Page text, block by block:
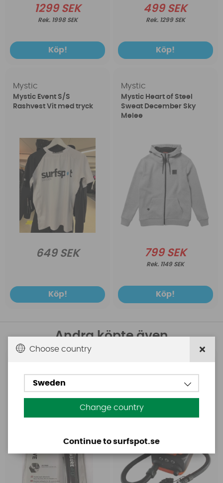
1299 SEK
1998 SEK
Köp!
499 SEK
1299 SEK
Köp!
Mystic
Mystic Event S/S
Rashvest Vit med tryck
649 SEK
Köp!
Mystic
Mystic Heart of Steel
Sweat December Sky
Melee
799 SEK
1149 SEK
Köp!
Andra köpte även
Aquasure FD
Base Rechargeable
Choose country
Sweden
Change country
Continue to surfspot.se